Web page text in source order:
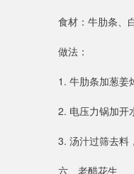
食材：牛肋条、
做法：
1. 牛肋条加葱姜
2. 电压力锅加开
3. 汤汁过筛去料
六、老醋花生